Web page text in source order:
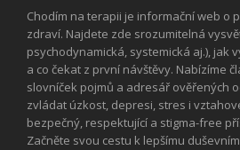
Chodím na terapii je informační web o
zdraví. Najdete zde srozumitelná
psychodynamická, systemická aj.), jak
a co čekat z první návštěvy. Nabízíme
slovníček pojmů a adresář ověřených
zvládat úzkost, depresi, stres i
bezpečný, respektující a stigma-free
Začněte svou cestu k lepšímu